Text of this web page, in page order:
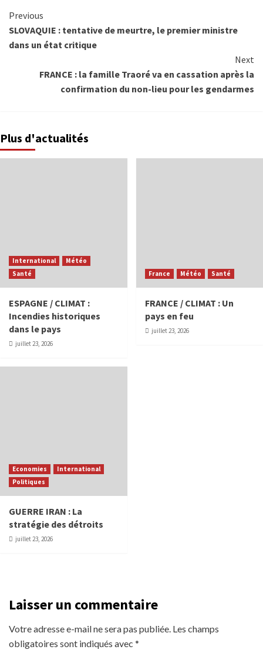
Previous
SLOVAQUIE : tentative de meurtre, le premier ministre
dans un état critique
Next
FRANCE : la famille Traoré va en cassation après la
confirmation du non-lieu pour les gendarmes
Plus d'actualités
International
Météo
Santé
ESPAGNE / CLIMAT :
Incendies historiques
dans le pays
juillet 23, 2026
France Météo Santé
FRANCE / CLIMAT : Un
pays en feu
juillet 23, 2026
Economies
International
Politiques
GUERRE IRAN : La
stratégie des détroits
juillet 23, 2026
Laisser un commentaire
Votre adresse e-mail ne sera pas publiée. Les champs
obligatoires sont indiqués avec *